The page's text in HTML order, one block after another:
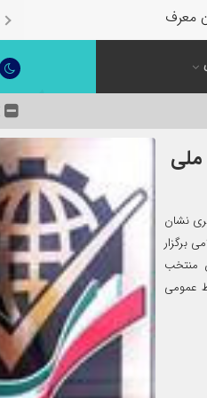
شد
نشان
برگزار
منتخب
عمومی